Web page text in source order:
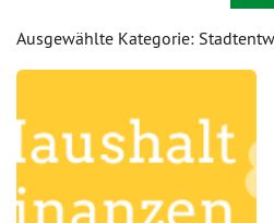
Ausgewählte Kategorie: